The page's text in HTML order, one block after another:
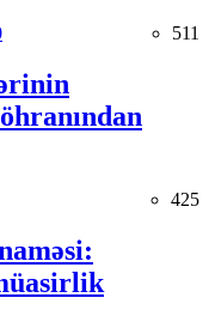
511
425